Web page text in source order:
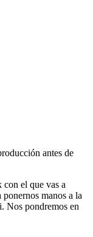
antes de
con el que vas a
manos a la
Nos pondremos en